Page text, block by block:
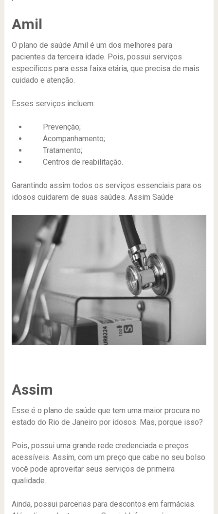
Amil
O plano de saúde Amil é um dos melhores para
pacientes da terceira idade. Pois, possui serviços
específicos para essa faixa etária, que precisa de mais
cuidado e atenção.
Esses serviços incluem:
Prevenção;
Acompanhamento;
Tratamento;
Centros de reabilitação.
Garantindo assim todos os serviços essenciais para os
idosos cuidarem de suas saúdes. Assim Saúde
Assim
Esse é o plano de saúde que tem uma maior procura no
estado do Rio de Janeiro por idosos. Mas, porque isso?
Pois, possui uma grande rede credenciada e preços
acessíveis. Assim, com um preço que cabe no seu bolso
você pode aproveitar seus serviços de primeira
qualidade.
Ainda, possui parcerias para descontos em farmácias.